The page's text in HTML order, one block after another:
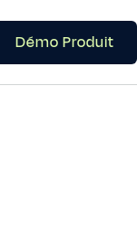
Démo Produit